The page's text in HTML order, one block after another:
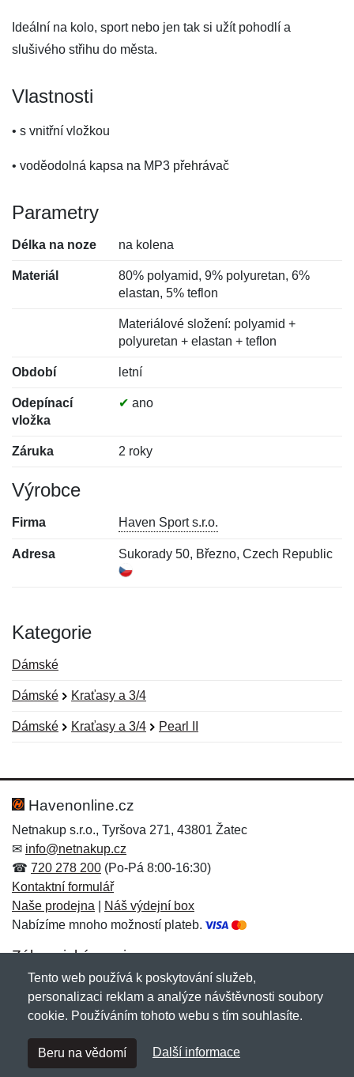
Ideální na kolo, sport nebo jen tak si užít pohodlí a
slušivého střihu do města.
Vlastnosti
• s vnitřní vložkou
• voděodolná kapsa na MP3 přehrávač
Parametry
Délka na noze na kolena
Materiál
80% polyamid, 9% polyuretan, 6%
elastan, 5% teflon
Materiálové složení: polyamid +
polyuretan + elastan + teflon
Období letní
Odepínací
vložka
✔ ano
Záruka 2 roky
Výrobce
Firma Haven Sport s.r.o.
Adresa Sukorady 50, Březno, Czech Republic
Kategorie
Dámské
Dámské Kraťasy a 3/4
Dámské Kraťasy a 3/4 Pearl II
Hodnocení:
Jméno: *
Zpráva*
Jméno:
E-mail:*
Havenonline.cz
Netnakup s.r.o., Tyršova 271, 43801 Žatec
✉ info@netnakup.cz
☎ 720 278 200 (Po-Pá 8:00-16:30)
Kontaktní formulář
Naše prodejna
Náš výdejní box
Nabízíme mnoho možností plateb.
Zákaznický servis
Novinky emailem
Copyright © 2007-2026 (19 let s vámi)Netnakup.cz
NetIQ. Všechna práva vyhrazena.
Tento web používá k poskytování služeb,
personalizaci reklam a analýze návštěvnosti soubory
cookie. Používáním tohoto webu s tím souhlasíte.
Beru na vědomí Další informace